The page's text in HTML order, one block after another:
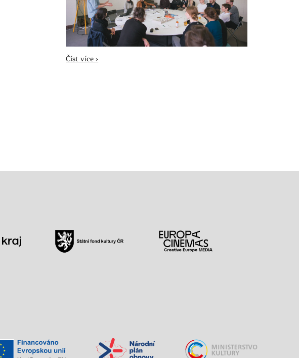
Číst více ›